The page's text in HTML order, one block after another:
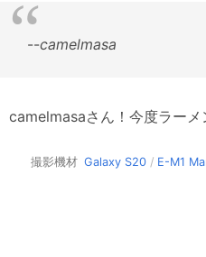
--camelmasa
camelmasaさん！今度ラーメ
撮影機材 Galaxy S20 / E-M1